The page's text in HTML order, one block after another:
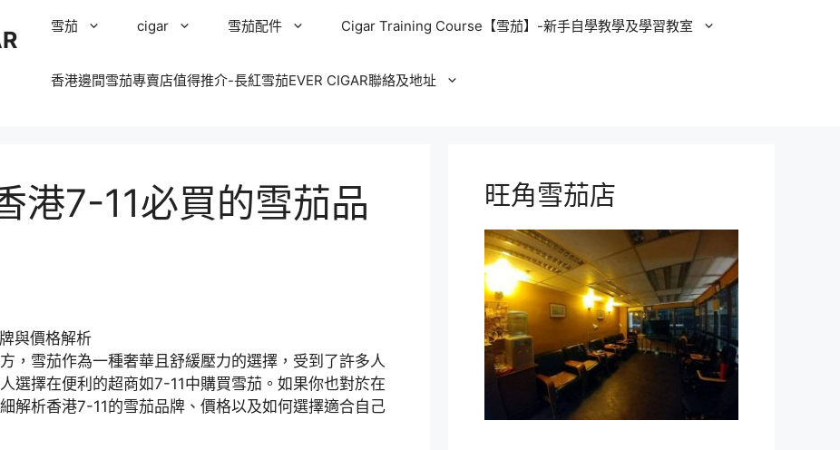
雪茄 cigar 雪茄配件 Cigar Training Course【雪茄】-新手自學教學及學習教室
香港邊間雪茄專賣店值得推介-長紅雪茄EVER CIGAR聯絡及地址
港7-11必買的雪茄品
，雪茄作為一種奢華且舒緩壓力的選擇，受到了許多人
選擇在便利的超商如7-11中購買雪茄。如果你也對於在
解析香港7-11的雪茄品牌、價格以及如何選擇適合自己
旺角雪茄店